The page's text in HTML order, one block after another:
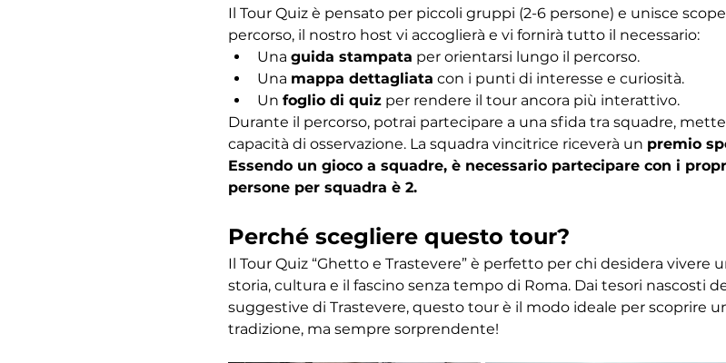
Il Tour Quiz è pensato per piccoli gruppi (2-6 persone) e unisce
percorso, il nostro host vi accoglierà e vi fornirà tutto il necessario:
Una guida stampata per orientarsi lungo il percorso.
Una mappa dettagliata con i punti di interesse e curiosità.
Un foglio di quiz per rendere il tour ancora più interattivo.
Durante il percorso, potrai partecipare a una sfida tra squadre,
capacità di osservazione. La squadra vincitrice riceverà un premio
Essendo un gioco a squadre, è necessario partecipare con i
persone per squadra è 2.
Perché scegliere questo tour?
Il Tour Quiz “Ghetto e Trastevere” è perfetto per chi desidera vivere
storia, cultura e il fascino senza tempo di Roma. Dai tesori nascosti
suggestive di Trastevere, questo tour è il modo ideale per scoprire
tradizione, ma sempre sorprendente!